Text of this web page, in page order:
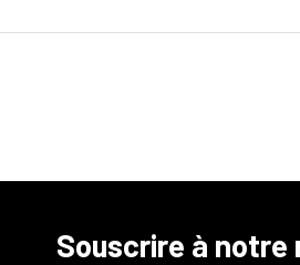
Souscrire à